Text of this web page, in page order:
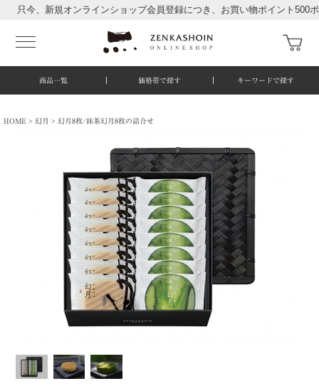
、新規オンラインショップ会員登録につき、お買い物ポイント500ポイ
商品一覧 価格帯で探す キーワードで探す
HOME 幻月 幻月8枚/抹茶幻月8枚の詰合せ